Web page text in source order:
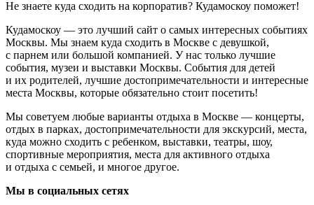
Не знаете куда сходить на корпоратив? Кудамоскоу поможет!
Кудамоскоу — это лучший сайт о самых интересных событиях
Москвы. Мы знаем куда сходить в Москве с девушкой,
с парнем или большой компанией. У нас только лучшие
события, музеи и выставки Москвы. События для детей
и их родителей, лучшие достопримечательности и интересные
места Москвы, которые обязательно стоит посетить!
Мы советуем любые варианты отдыха в Москве — концерты,
отдых в парках, достопримечательности для экскурсий, места,
куда можно сходить с ребенком, выставки, театры, шоу,
спортивные мероприятия, места для активного отдыха
и отдыха с семьей, и многое другое.
Мы в социальных сетях